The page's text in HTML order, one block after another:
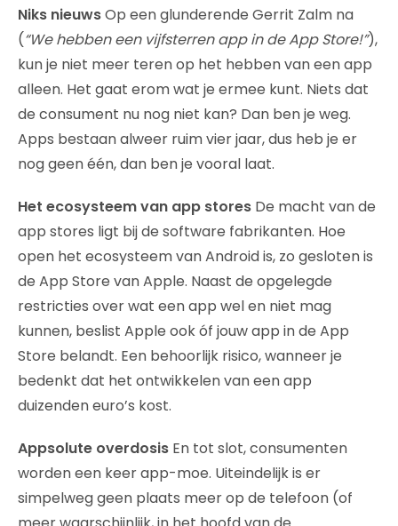
Niks nieuwsOp een glunderende Gerrit Zalm na
(“We hebben een vijfsterren app in de App Store!”),
kun je niet meer teren op het hebben van een app
alleen. Het gaat erom wat je ermee kunt. Niets dat
de consument nu nog niet kan? Dan ben je weg.
Apps bestaan alweer ruim vier jaar, dus heb je er
nog geen één, dan ben je vooral laat.
Het ecosysteem van app stores De macht van de
app stores ligt bij de software fabrikanten. Hoe
open het ecosysteem van Android is, zo gesloten is
de App Store van Apple. Naast de opgelegde
restricties over wat een app wel en niet mag
kunnen, beslist Apple ook óf jouw app in de App
Store belandt. Een behoorlijk risico, wanneer je
bedenkt dat het ontwikkelen van een app
duizenden euro’s kost.
Appsolute overdosis En tot slot, consumenten
worden een keer app-moe. Uiteindelijk is er
simpelweg geen plaats meer op de telefoon (of